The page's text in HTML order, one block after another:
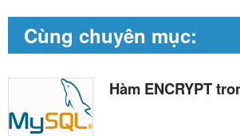
Cùng chuyên mục:
Hàm ENCRYPT